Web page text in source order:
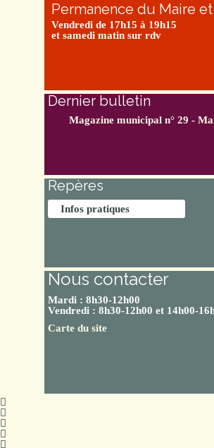
Permanence du Maire
Vendredi de 17h15 à 19h15
et samedi matin sur rdv
Dernier bulletin
Magazine municipal n° 29 -
Repères
Infos pratiques
Nous contacter
Mardi : 8h30-12h00
Vendredi : 8h30-12h00 et 14h00-
Carte du site